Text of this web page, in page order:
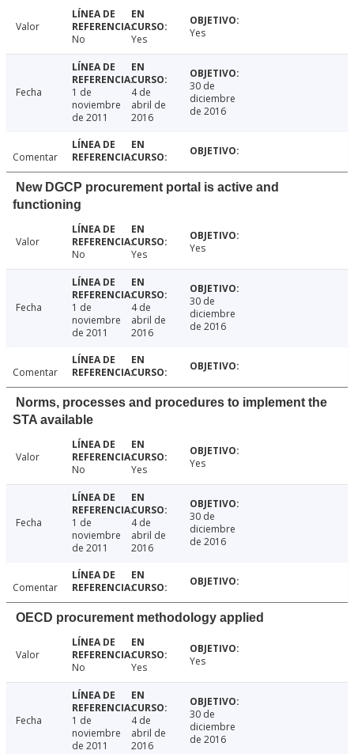
Valor
No
Yes Yes
Fecha
1 de
noviembre
de 2011
4 de
abril de
2016
30 de
diciembre
de 2016
Comentar
New DGCP procurement portal is active and
functioning
Valor
No
Yes Yes
Fecha
1 de
noviembre
de 2011
4 de
abril de
2016
30 de
diciembre
de 2016
Comentar
Norms, processes and procedures to implement the
STA available
Valor
No
Yes Yes
Fecha
1 de
noviembre
de 2011
4 de
abril de
2016
30 de
diciembre
de 2016
Comentar
OECD procurement methodology applied
Valor
No
Yes Yes
Fecha
1 de
noviembre
de 2011
4 de
abril de
2016
30 de
diciembre
de 2016